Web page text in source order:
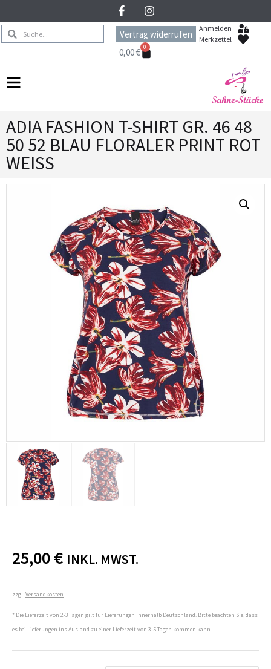
Vertrag widerrufen
Anmelden
Merkzettel
0,00€ 0
ADIA FASHION T-SHIRT GR. 46 48
50 52 BLAU FLORALER PRINT ROT
WEISS
25,00€ INKL. MWST.
zzgl. Versandkosten
* Die Lieferzeit von 2-3 Tagen gilt für Lieferungen innerhalb Deutschland. Bitte beachten Sie, dass
es bei Lieferungen ins Ausland zu einer Lieferzeit von 3-5 Tagen kommen kann.